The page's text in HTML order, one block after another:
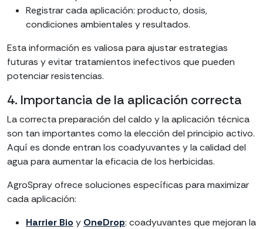
Registrar cada aplicación: producto, dosis,
condiciones ambientales y resultados.
Esta información es valiosa para ajustar estrategias
futuras y evitar tratamientos inefectivos que pueden
potenciar resistencias.
4. Importancia de la aplicación correcta
La correcta preparación del caldo y la aplicación técnica
son tan importantes como la elección del principio activo.
Aquí es donde entran los coadyuvantes y la calidad del
agua para aumentar la eficacia de los herbicidas.
AgroSpray ofrece soluciones específicas para maximizar
cada aplicación:
Harrier Bio y OneDrop: coadyuvantes que mejoran la